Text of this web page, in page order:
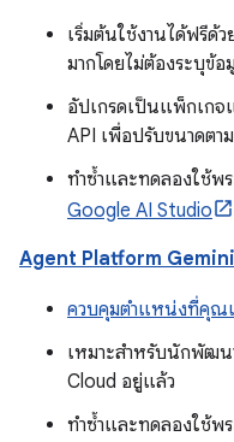
เริ่มต้นใช้งานได้ฟรีด้
มากโดยไม่ต้องระบุข้อ
อัปเกรดเป็นแพ็กเกจ
API เพื่อปรับขนาดตา
ทำซ้ำและทดลองใช้พ
Google AI Studio
Agent Platform Gemini
ควบคุมตำแหน่งที่คุณเ
เหมาะสำหรับนักพัฒ
Cloud อยู่แล้ว
ทำซ้ำและทดลองใช้พ